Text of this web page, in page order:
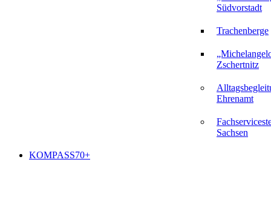
KOMPASS70+
Südvorstadt
Trachenberge
Zschertnitz
Ehrenamt
Sachsen